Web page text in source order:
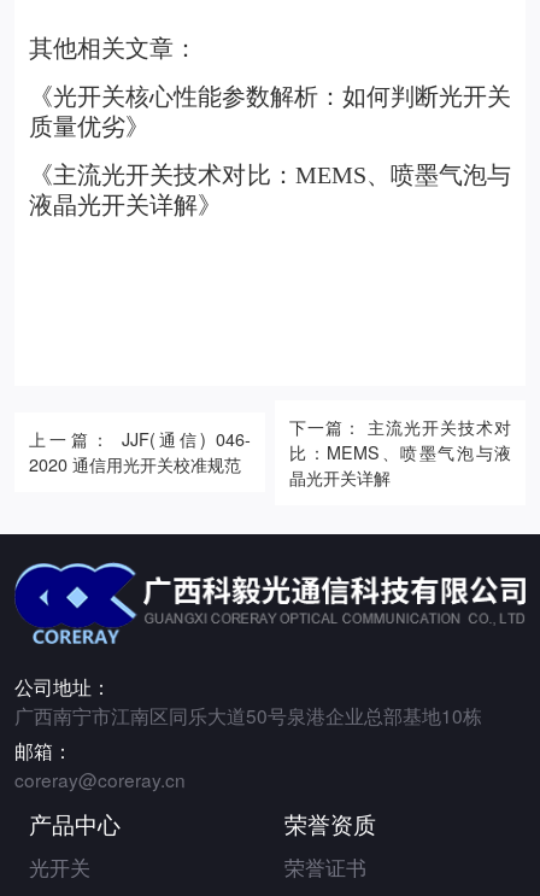
其他相关文章：
《光开关核心性能参数解析：如何判断光开关
质量优劣》
《主流光开关技术对比：MEMS、喷墨气泡与
液晶光开关详解》
上一篇： JJF(通信) 046-
2020 通信用光开关校准规范
下一篇： 主流光开关技术对
比：MEMS、喷墨气泡与液
晶光开关详解
公司地址：
广西南宁市江南区同乐大道50号泉港企业总部基地10栋
邮箱：
coreray@coreray.cn
产品中心
光开关
荣誉资质
荣誉证书